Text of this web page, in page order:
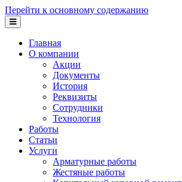
Перейти к основному содержанию
Главная
О компании
Акции
Документы
История
Реквизиты
Сотрудники
Технология
Работы
Статьи
Услуги
Арматурные работы
Жестяные работы